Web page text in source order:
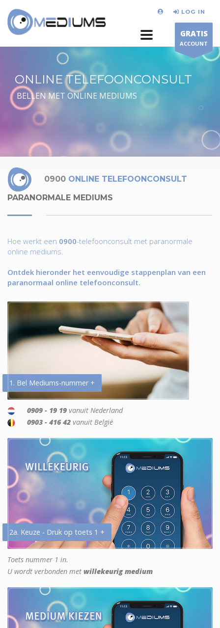
LOG IN
GRATIS
ACCOUNT
ONLINE TELEFOONCONSULT
BELLEN MET ONLINE MEDIUMS
0900 ONLINE TELEFOONCONSULT
PARANORMALE MEDIUMS
Hoe werkt een 0900-telefoonconsult met paranormale
online mediums.
Ontdek hieronder het eenvoudige stappenplan van een
paranormaal online telefoonconsult.
1. Bel Mediums-nummer +
0909 - 19 19 vanuit Nederland
0903 - 416 42 vanuit België
2a. Keuze - Druk op toets 1 +
Toets nummer 1 in.
U wordt verbonden met willekeurig medium